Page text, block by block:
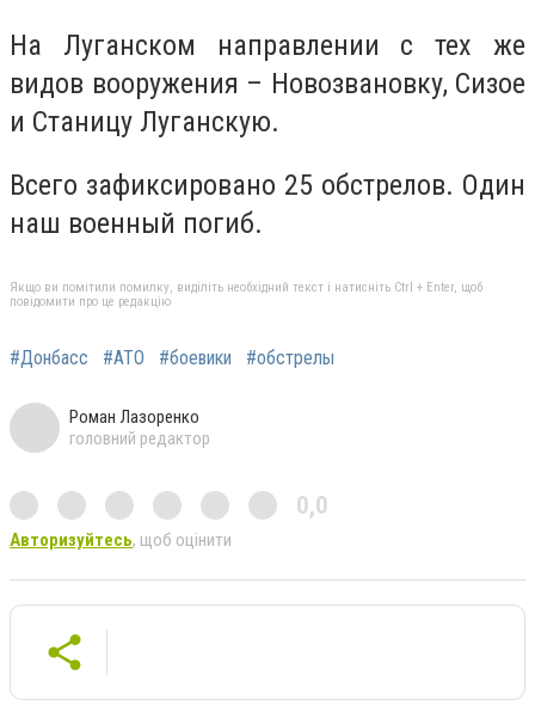
На Луганском направлении с тех же
видов вооружения – Новозвановку, Сизое
и Станицу Луганскую.
Всего зафиксировано 25 обстрелов. Один
наш военный погиб.
Якщо ви помітили помилку, виділіть необхідний текст і натисніть Ctrl + Enter, щоб
повідомити про це редакцію
#Донбасс #АТО #боевики #обстрелы
Роман Лазоренко
головний редактор
0,0
Авторизуйтесь, щоб оцінити